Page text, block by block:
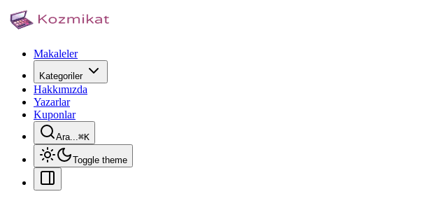
Makaleler
Kategoriler
Hakkımızda
Yazarlar
Kuponlar
Ara...⌘K
Toggle theme